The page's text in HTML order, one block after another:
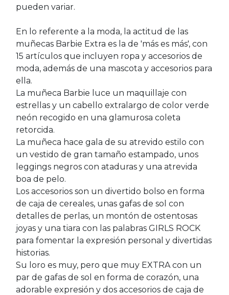
pueden variar.
En lo referente a la moda, la actitud de las
muñecas Barbie Extra es la de 'más es más', con
15 artículos que incluyen ropa y accesorios de
moda, además de una mascota y accesorios para
ella.
La muñeca Barbie luce un maquillaje con
estrellas y un cabello extralargo de color verde
neón recogido en una glamurosa coleta
retorcida.
La muñeca hace gala de su atrevido estilo con
un vestido de gran tamaño estampado, unos
leggings negros con ataduras y una atrevida
boa de pelo.
Los accesorios son un divertido bolso en forma
de caja de cereales, unas gafas de sol con
detalles de perlas, un montón de ostentosas
joyas y una tiara con las palabras GIRLS ROCK
para fomentar la expresión personal y divertidas
historias.
Su loro es muy, pero que muy EXTRA con un
par de gafas de sol en forma de corazón, una
adorable expresión y dos accesorios de caja de